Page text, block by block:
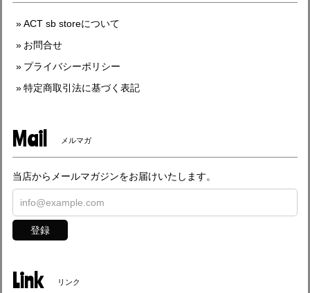
ACT sb storeについて
お問合せ
プライバシーポリシー
特定商取引法に基づく表記
Mail メルマガ
当店からメールマガジンをお届けいたします。
登録
Link リンク